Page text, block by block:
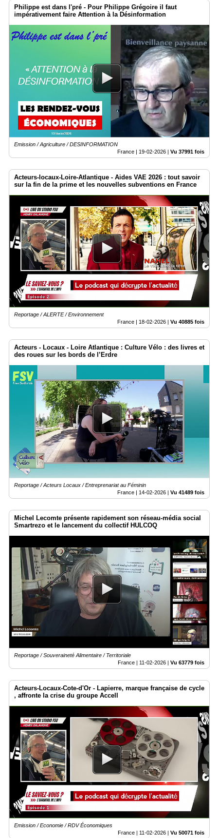
Philippe est dans l'pré - Pour Philippe Grégoire il faut
impérativement faire Attention à la Désinformation
Emission / Agriculture / DESINFORMATION
France | 19-02-2026 | Vu 37991 fois
Acteurs-locaux-Loire-Atlantique - Aides VAE 2026 : tout savoir
sur la fin de la prime et les nouvelles subventions en France
Reportage / ALERTE / Environnement
France | 18-02-2026 Vu 40885 fois
Acteurs - Locaux - Loire Atlantique : Culture Vélo : des livres et
des roues sur les bords de l’Erdre
Reportage / Acteurs Locaux / Entreprenariat au Féminin
France | 14-02-2026 | Vu 41489 fois
Michel Lecomte présente rapidement son réseau-média social
Smartrezo et le lancement du collectif HULCOQ
Reportage / Souveraineté Alimentaire / Territoriale
France | 11-02-2026 | Vu 63779 fois
Acteurs-Locaux-Cote-d'Or - Lapierre, marque française de cycle
, affronte la crise du groupe Accell
Emission / Economie / RDV Économiques
France | 11-02-2026 Vu 50071 fois